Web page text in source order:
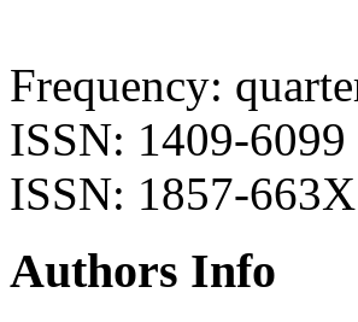
Frequency:
ISSN: 1409-
ISSN: 1857-
Authors Info